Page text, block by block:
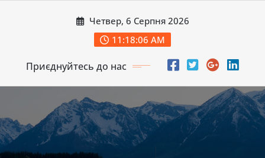
Четвер, 6 Серпня 2026
11:18:08 AM
Приєднуйтесь до нас